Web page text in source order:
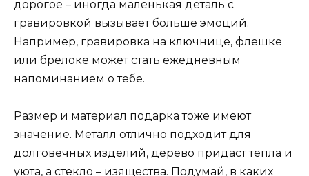
дорогое – иногда маленькая деталь с
гравировкой вызывает больше эмоций.
Например, гравировка на ключнице, флешке
или брелоке может стать ежедневным
напоминанием о тебе.
Размер и материал подарка тоже имеют
значение. Металл отлично подходит для
долговечных изделий, дерево придаст тепла и
уюта, а стекло – изящества. Подумай, в каких